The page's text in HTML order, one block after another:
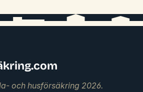
och husförsäkring 2026.